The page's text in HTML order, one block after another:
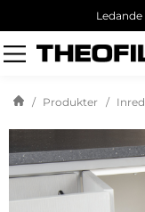
Ledande
Sök
produkt
Produkter